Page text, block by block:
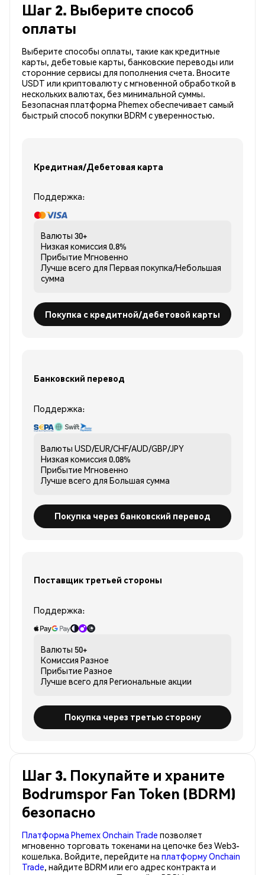
Шаг 2. Выберите способ
оплаты
Выберите способы оплаты, такие как кредитные
карты, дебетовые карты, банковские переводы или
сторонние сервисы для пополнения счета. Вносите
USDT или криптовалюту с мгновенной обработкой в
нескольких валютах, без минимальной суммы.
Безопасная платформа Phemex обеспечивает самый
быстрый способ покупки BDRM с уверенностью.
Кредитная/Дебетовая карта
Поддержка:
Валюты 30+
Низкая комиссия 0.8%
Прибытие Мгновенно
Лучше всего для Первая покупка/Небольшая
сумма
Покупка с кредитной/дебетовой карты
Банковский перевод
Поддержка:
Валюты USD/EUR/CHF/AUD/GBP/JPY
Низкая комиссия 0.08%
Прибытие Мгновенно
Лучше всего для Большая сумма
Покупка через банковский перевод
Поставщик третьей стороны
Поддержка:
Валюты 50+
Комиссия Разное
Прибытие Разное
Лучше всего для Региональные акции
Покупка через третью сторону
Шаг 3. Покупайте и храните
Bodrumspor Fan Token (BDRM)
безопасно
Платформа Phemex Onchain Trade позволяет
мгновенно торговать токенами на цепочке без Web3-
кошелька. Войдите, перейдите на платформу Onchain
Trade, найдите BDRM или его адрес контракта и